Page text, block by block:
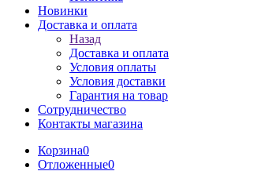
Новинки
Доставка и оплата
Назад
Доставка и оплата
Условия оплаты
Условия доставки
Гарантия на товар
Сотрудничество
Контакты магазина
Корзина0
Отложенные0